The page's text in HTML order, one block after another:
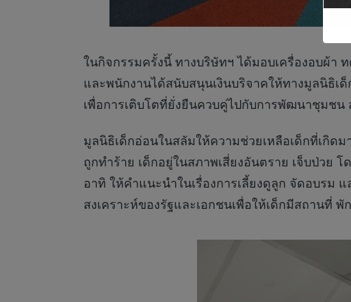
ในกิจกรรมครั้งนี้ ทางบริษัทฯ ได้มอบเครื่องอบผ้า
และพนักงานได้สนับสนุนเงินบริจาคให้ทางมูลนิธิ
เพื่อการเติบโตที่ยั่งยืนควบคู่ไปกับการพัฒนาชุมช
มูลนิธิเด็กอ่อนในสลัมให้ความช่วยเหลือเด็กที่เกิ
ถูกทำร้าย เด็กอยู่ในสภาพเสี่ยงอันตราย เจ็บป่วย
อาทิ ให้คำแนะนำในเรื่องการเลี้ยงดูลูก จัดอบรม
สงเคราะห์ของรัฐและเอกชนเพื่อให้เด็กมีสถานที่ พั